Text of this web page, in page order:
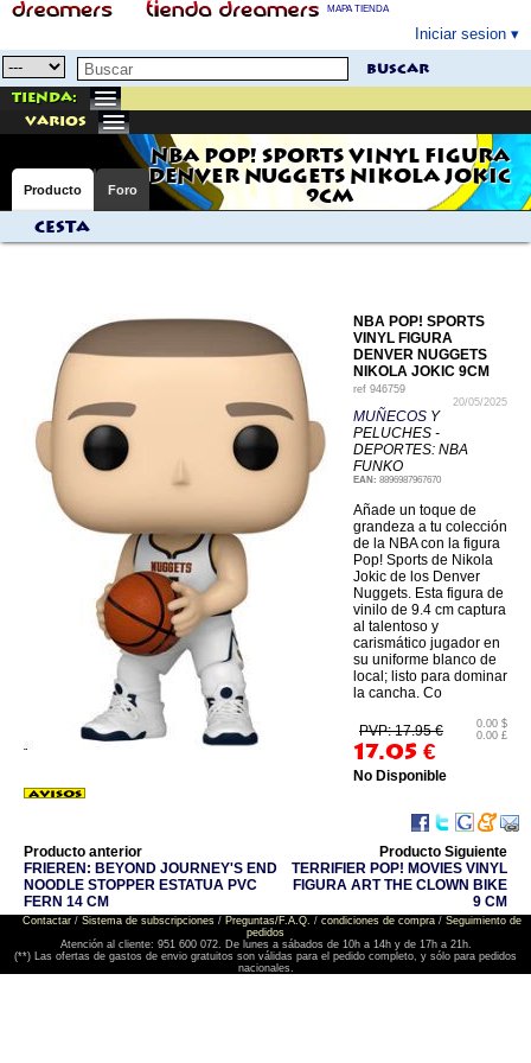
MAPA TIENDA
Iniciar sesion
buscar
Tienda:
varios
NBA POP! SPORTS VINYL FIGURA
DENVER NUGGETS NIKOLA JOKIC
9CM
Producto Foro
Cesta
NBA POP! SPORTS
VINYL FIGURA
DENVER NUGGETS
NIKOLA JOKIC 9CM
ref 946759
20/05/2025
MUÑECOS Y
PELUCHES -
DEPORTES: NBA
FUNKO
EAN: 8896987967670
Añade un toque de
grandeza a tu colección
de la NBA con la figura
Pop! Sports de Nikola
Jokic de los Denver
Nuggets. Esta figura de
vinilo de 9.4 cm captura
al talentoso y
carismático jugador en
su uniforme blanco de
local; listo para dominar
la cancha. Co
PVP: 17.95 €
17.05 €
0.00 $
0.00 £
No Disponible
Producto anterior
FRIEREN: BEYOND JOURNEY'S END
NOODLE STOPPER ESTATUA PVC
FERN 14 CM
Producto Siguiente
TERRIFIER POP! MOVIES VINYL
FIGURA ART THE CLOWN BIKE
9 CM
Contactar/ Sistema de subscripciones/ Preguntas/F.A.Q. / condiciones de compra/ Seguimiento de
pedidos
Atención al cliente: 951 600 072. De lunes a sábados de 10h a 14h y de 17h a 21h.
(**) Las ofertas de gastos de envio gratuitos son válidas para el pedido completo, y sólo para pedidos
nacionales.